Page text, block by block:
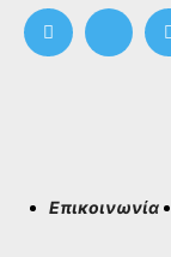
Επικοινωνία